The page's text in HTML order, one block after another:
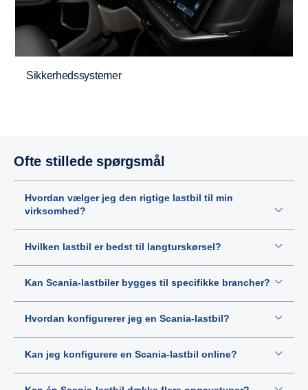
Sikkerhedssystemer
Ofte stillede spørgsmål
Hvordan vælger jeg den rigtige lastbil til min
virksomhed?
Hvilken lastbil er bedst til langturskørsel?
Kan Scania-lastbiler bygges til specifikke brancher?
Hvordan konfigurerer jeg en Scania-lastbil?
Kan jeg konfigurere en Scania-lastbil online?